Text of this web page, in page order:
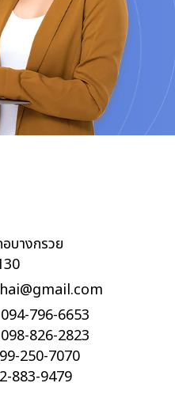
บางกรวย
094-796-6653
098-826-2823
250-7070
883-9479